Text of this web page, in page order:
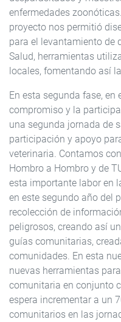
enfermedades
proyecto nos permitió
para el levantamiento de
Salud, herramientas
locales, fomentando así
En esta segunda fase, en
compromiso y la
una segunda jornada de
participación y apoyo
veterinaria. Contamos
Hombro a Hombro y de
esta importante labor en
en este segundo año del
recolección de
peligrosos, creando así
guías comunitarias,
comunidades. En esta
nuevas herramientas
comunitaria en conjunto
espera incrementar a un
comunitarios en las